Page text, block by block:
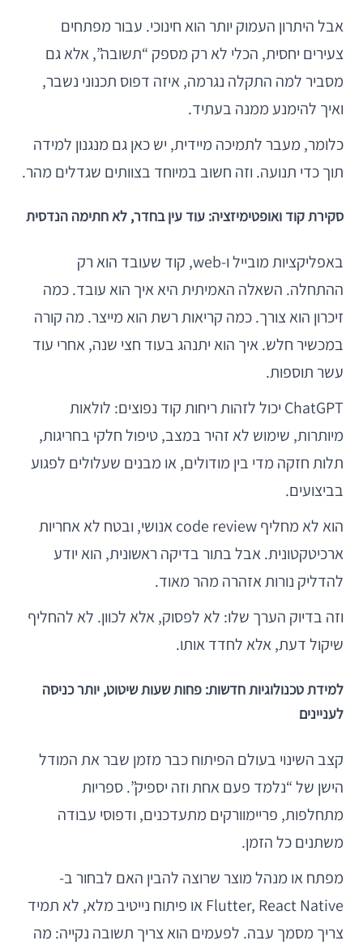
אבל היתרון העמוק יותר הוא חינוכי. עבור מפתחים
צעירים יחסית, הכלי לא רק מספק “תשובה”, אלא גם
מסביר למה התקלה נגרמה, איזה דפוס תכנוני נשבר,
ואיך להימנע ממנה בעתיד.
כלומר, מעבר לתמיכה מיידית, יש כאן גם מנגנון למידה
תוך כדי תנועה. וזה חשוב במיוחד בצוותים שגדלים מהר.
סקירת קוד ואופטימיזציה: עוד עין בחדר, לא חתימה הנדסית
באפליקציות מובייל ו-web, קוד שעובד הוא רק
ההתחלה. השאלה האמיתית היא איך הוא עובד. כמה
זיכרון הוא צורך. כמה קריאות רשת הוא מייצר. מה קורה
במכשיר חלש. איך הוא יתנהג בעוד חצי שנה, אחרי עוד
עשר תוספות.
ChatGPT יכול לזהות ריחות קוד נפוצים: לולאות
מיותרות, שימוש לא זהיר במצב, טיפול חלקי בחריגות,
תלות חזקה מדי בין מודולים, או מבנים שעלולים לפגוע
בביצועים.
הוא לא מחליף code review אנושי, ובטח לא אחריות
ארכיטקטונית. אבל בתור בדיקה ראשונית, הוא יודע
להדליק נורות אזהרה מהר מאוד.
וזה בדיוק הערך שלו: לא לפסוק, אלא לכוון. לא להחליף
שיקול דעת, אלא לחדד אותו.
למידת טכנולוגיות חדשות: פחות שעות שיטוט, יותר כניסה
לעניינים
קצב השינוי בעולם הפיתוח כבר מזמן שבר את המודל
הישן של “נלמד פעם אחת וזה יספיק”. ספריות
מתחלפות, פריימוורקים מתעדכנים, ודפוסי עבודה
משתנים כל הזמן.
מפתח או מנהל מוצר שרוצה להבין האם לבחור ב-
Flutter, React Native או פיתוח נייטיב מלא, לא תמיד
צריך מסמך עבה. לפעמים הוא צריך תשובה נקייה: מה